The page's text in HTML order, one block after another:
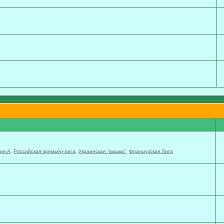
А ,Российская премьер-лига ,Украинская "вышка" ,Французская Лига